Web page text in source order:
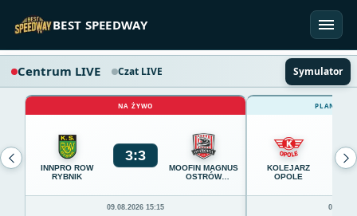
BEST SPEEDWAY
Centrum LIVE Czat LIVE Symulator
NA ŻYWO
INNPRO ROW
RYBNIK
3:3
MOOFIN MAGNUS
OSTRÓW
09.08.2026 15:15
KOLEJARZ
OPOLE
0